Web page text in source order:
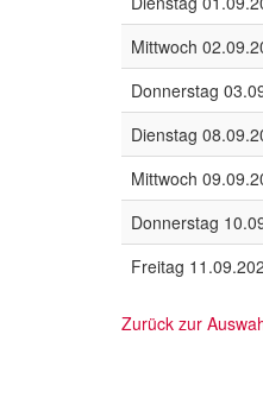
Mittwoch
Donnerstag
Dienstag
Mittwoch
Donnerstag
Freitag
Zurück zur